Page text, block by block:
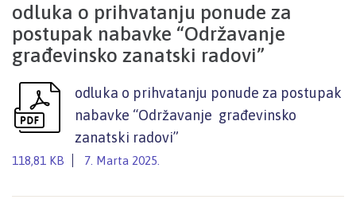
odluka o prihvatanju ponude za
postupak nabavke “Održavanje
građevinsko zanatski radovi”
odluka o prihvatanju ponude za postupak
nabavke “Održavanje građevinsko
zanatski radovi”
118,81 KB 7. Marta 2025.